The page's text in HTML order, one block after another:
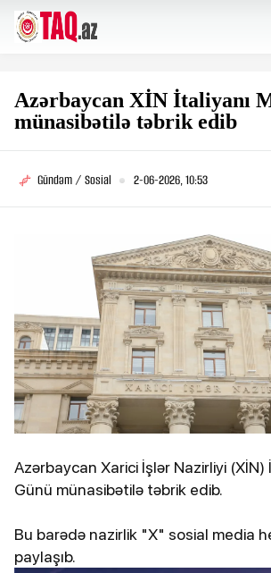
Azərbaycan XİN İtaliyanı
münasibətilə təbrik edib
Gündəm / Sosial 2-06-2026, 10:53
Azərbaycan Xarici İşlər Nazirliyi (XİN)
Günü münasibətilə təbrik edib.
Bu barədə nazirlik "X" sosial media
paylaşıb.